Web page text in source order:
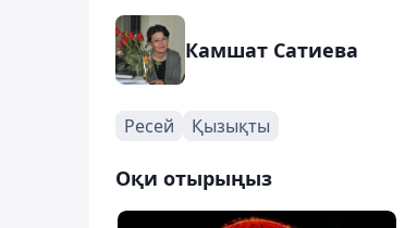
Камшат Сатиева
Ресей Қызықты
Оқи отырыңыз